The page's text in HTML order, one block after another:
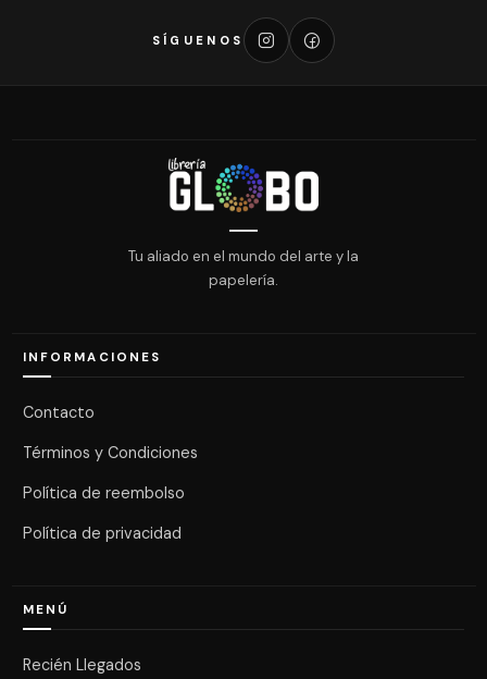
SÍGUENOS
Tu aliado en el mundo del arte y la
papelería.
INFORMACIONES
Contacto
Términos y Condiciones
Política de reembolso
Política de privacidad
MENÚ
Recién Llegados